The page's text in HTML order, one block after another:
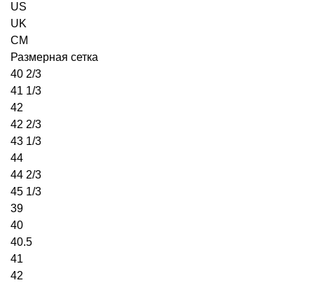
US
UK
CM
Размерная сетка
40 2/3
41 1/3
42
42 2/3
43 1/3
44
44 2/3
45 1/3
39
40
40.5
41
42